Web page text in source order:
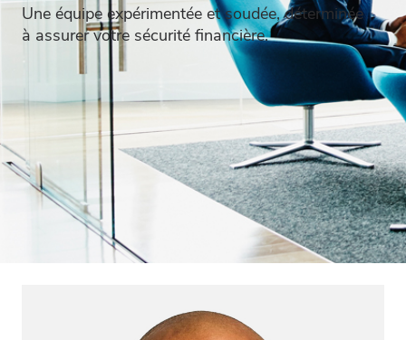
Une équipe expérimentée et soudée, déterminée
à assurer votre sécurité financière.